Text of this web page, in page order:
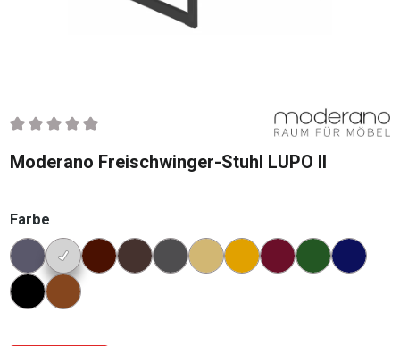
Durchschnittliche Bewertung von 0 von 5 Sternen
Moderano Freischwinger-Stuhl LUPO II
Farbe
Konfigurator Farbe